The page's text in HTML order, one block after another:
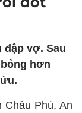
đập vợ. Sau
hơn
Châu Phú, An